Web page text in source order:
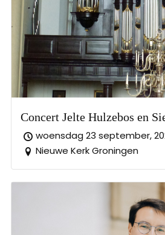
Concert Jelte Hulzebos en
woensdag 23 september,
Nieuwe Kerk Groningen